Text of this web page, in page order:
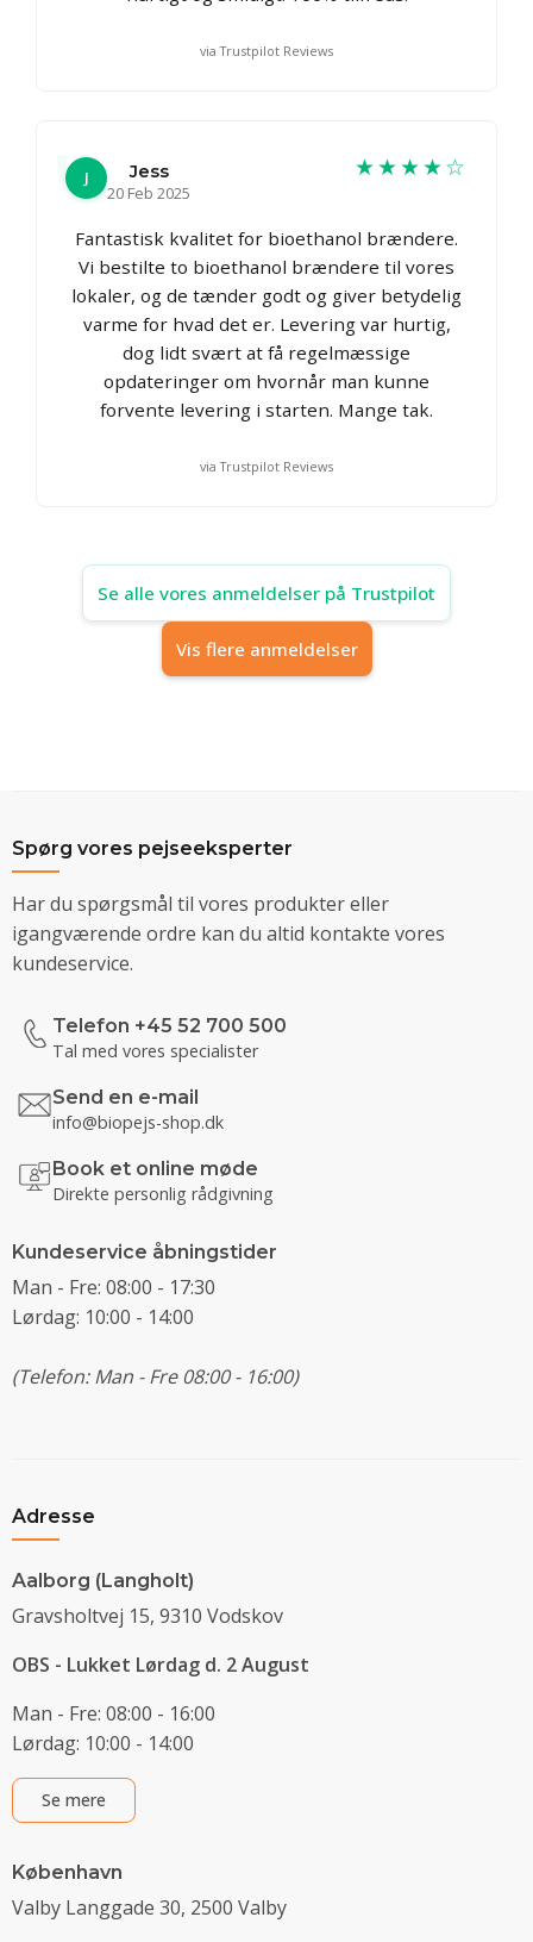
via Trustpilot Reviews
J
Jess
20 Feb 2025
★★★★☆
Fantastisk kvalitet for bioethanol brændere.
Vi bestilte to bioethanol brændere til vores
lokaler, og de tænder godt og giver betydelig
varme for hvad det er. Levering var hurtig,
dog lidt svært at få regelmæssige
opdateringer om hvornår man kunne
forvente levering i starten. Mange tak.
via Trustpilot Reviews
Se alle vores anmeldelser på Trustpilot
Vis flere anmeldelser
Spørg vores pejseeksperter
Har du spørgsmål til vores produkter eller
igangværende ordre kan du altid kontakte vores
kundeservice.
Telefon +45 52 700 500
Tal med vores specialister
Send en e-mail
info@biopejs-shop.dk
Book et online møde
Direkte personlig rådgivning
Kundeservice åbningstider
Man - Fre: 08:00 - 17:30
Lørdag: 10:00 - 14:00
(Telefon: Man - Fre 08:00 - 16:00)
Adresse
Aalborg (Langholt)
Gravsholtvej 15, 9310 Vodskov
OBS - Lukket Lørdag d. 2 August
Man - Fre: 08:00 - 16:00
Lørdag: 10:00 - 14:00
Se mere
København
Valby Langgade 30, 2500 Valby